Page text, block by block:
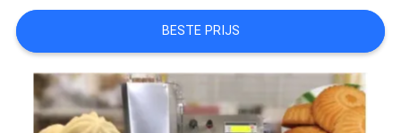
OFFERTE
SITEMAP
BESTE PRIJS